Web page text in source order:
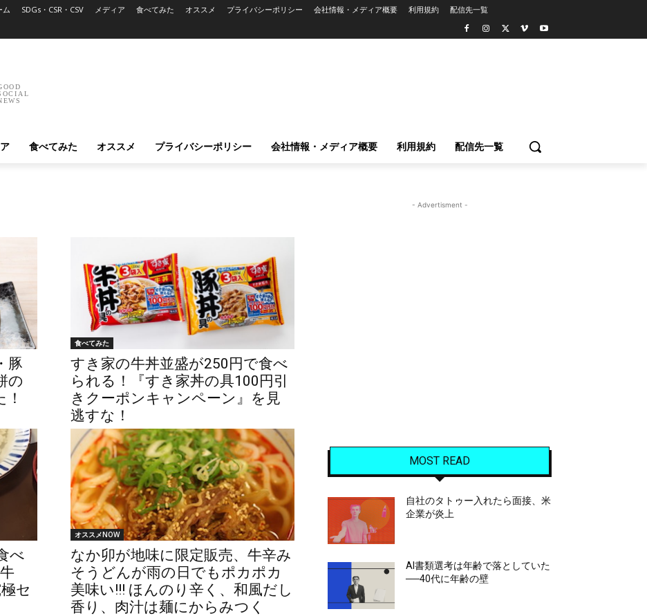
ム SDGs・CSR・CSV メディア 食べてみた オススメ プライバシーポリシー 会社情報・メディア概要 利用規約 配信先一覧
食べてみた オススメ プライバシーポリシー 会社情報・メディア概要 利用規約 配信先一覧
豚
の
食べてみた
すき家の牛丼並盛が250円で食べ
られる！『すき家丼の具100円引
きクーポンキャンペーン』を見
逃すな！
べ
セ
オススメNOW
なか卯が地味に限定販売、牛辛み
そうどんが雨の日でもポカポカ
美味い!!! ほんのり辛く、和風だし
香り、肉汁は麺にからみつく
- Advertisment -
MOST READ
自社のタトゥー入れたら面接、米
企業が炎上
AI書類選考は年齢で落としていた
──40代に年齢の壁